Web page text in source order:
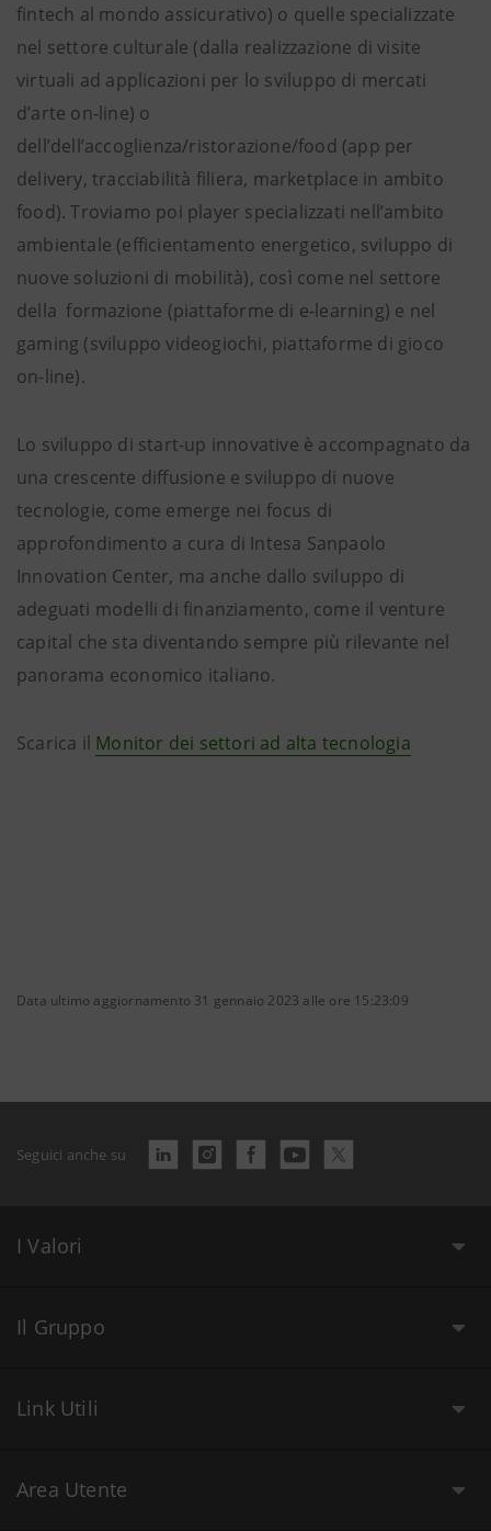
fintech al mondo assicurativo) o quelle specializzate
nel settore culturale (dalla realizzazione di visite
virtuali ad applicazioni per lo sviluppo di mercati
d’arte on-line) o
dell’dell’accoglienza/ristorazione/food (app per
delivery, tracciabilità filiera, marketplace in ambito
food). Troviamo poi player specializzati nell’ambito
ambientale (efficientamento energetico, sviluppo di
nuove soluzioni di mobilità), così come nel settore
della formazione (piattaforme di e-learning) e nel
gaming (sviluppo videogiochi, piattaforme di gioco
on-line).
Lo sviluppo di start-up innovative è accompagnato da
una crescente diffusione e sviluppo di nuove
tecnologie, come emerge nei focus di
approfondimento a cura di Intesa Sanpaolo
Innovation Center, ma anche dallo sviluppo di
adeguati modelli di finanziamento, come il venture
capital che sta diventando sempre più rilevante nel
panorama economico italiano.
Scarica il Monitor dei settori ad alta tecnologia
Data ultimo aggiornamento 31 gennaio 2023 alle ore 15:23:09
Seguici anche su
I Valori
Il Gruppo
Link Utili
Area Utente